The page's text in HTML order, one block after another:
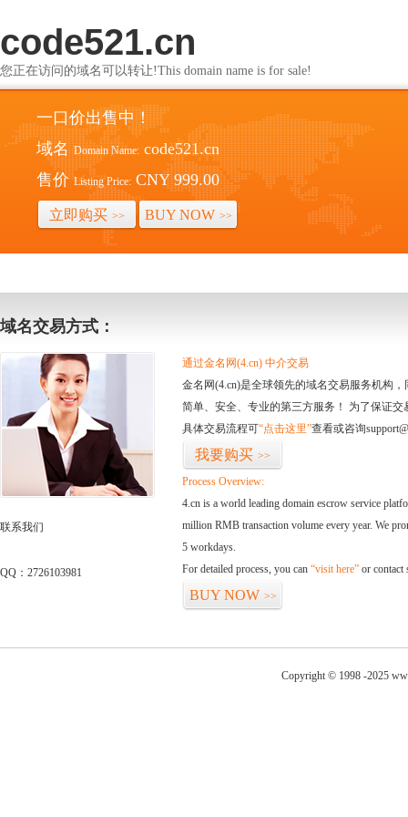
code521.cn
您正在访问的域名可以转让!This domain name is for sale!
一口价出售中！
域名 Domain Name: code521.cn
售价 Listing Price: CNY 999.00
立即购买 >> BUY NOW >>
域名交易方式：
联系我们
QQ：2726103981
通过金名网(4.cn) 中介交易
金名网(4.cn)是全球领先的域名交易服务机构
简单、安全、专业的第三方服务！ 为了保证
具体交易流程可“点击这里”查看或咨询
我要购买 >>
Process Overview:
4.cn is a world leading domain escrow service
million RMB transaction volume every year. We
5 workdays.
For detailed process, you can “visit here” or contact
BUY NOW >>
Copyright © 1998 -2025